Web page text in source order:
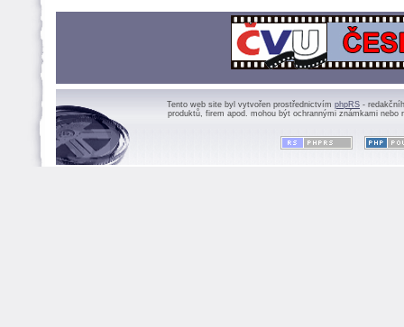
Tento web site byl vytvořen prostřednictvím phpRS -
produktů, firem apod. mohou být ochrannými známkami